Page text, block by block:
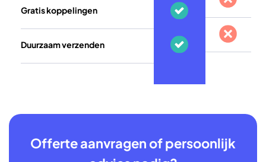
Gratis koppelingen
Duurzaam verzenden
Offerte aanvragen of persoonlijk